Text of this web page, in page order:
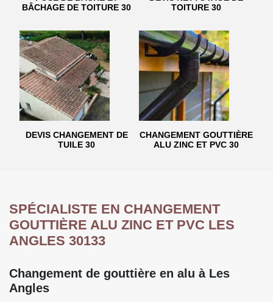
BÂCHAGE DE TOITURE 30
TOITURE 30
DEVIS CHANGEMENT DE
TUILE 30
CHANGEMENT GOUTTIÈRE
ALU ZINC ET PVC 30
SPÉCIALISTE EN CHANGEMENT
GOUTTIÈRE ALU ZINC ET PVC LES
ANGLES 30133
Changement de gouttière en alu à Les
Angles